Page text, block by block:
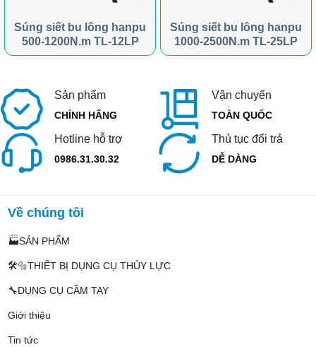
Súng siết bu lông hanpu
500-1200N.m TL-12LP
Súng siết bu lông hanpu
1000-2500N.m TL-25LP
Sản phẩm
CHÍNH HÃNG
Vận chuyển
TOÀN QUỐC
Hotline hỗ trợ
0986.31.30.32
Thủ tục đổi trả
DỄ DÀNG
Về chúng tôi
🏭SẢN PHẨM
🛠️🔩THIẾT BỊ DỤNG CỤ THỦY LỰC
🔧DỤNG CỤ CẦM TAY
Giới thiệu
Tin tức